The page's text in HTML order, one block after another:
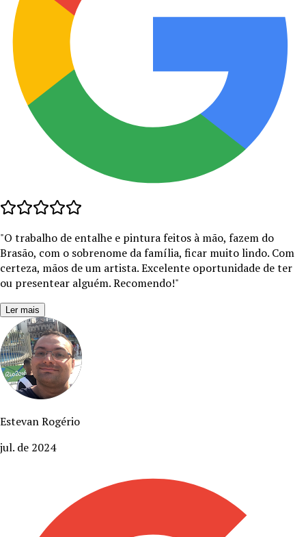
"O trabalho de entalhe e pintura feitos à mão, fazem do
Brasão, com o sobrenome da família, ficar muito lindo. Com
certeza, mãos de um artista. Excelente oportunidade de ter
ou presentear alguém. Recomendo!"
Ler mais
Estevan Rogério
jul. de 2024